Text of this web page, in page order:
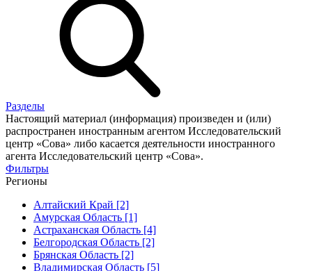
Разделы
Настоящий материал (информация) произведен и (или)
распространен иностранным агентом Исследовательский
центр «Сова» либо касается деятельности иностранного
агента Исследовательский центр «Сова».
Фильтры
Регионы
Алтайский Край [2]
Амурская Область [1]
Астраханская Область [4]
Белгородская Область [2]
Брянская Область [2]
Владимирская Область [5]